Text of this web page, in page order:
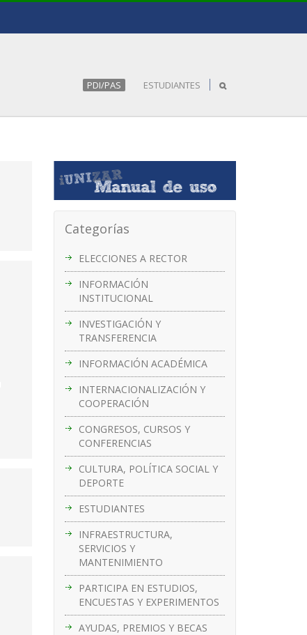
PDI/PAS ESTUDIANTES
Categorías
ELECCIONES A RECTOR
INFORMACIÓN
INSTITUCIONAL
INVESTIGACIÓN Y
TRANSFERENCIA
INFORMACIÓN ACADÉMICA
INTERNACIONALIZACIÓN Y
COOPERACIÓN
CONGRESOS, CURSOS Y
CONFERENCIAS
CULTURA, POLÍTICA SOCIAL Y
DEPORTE
ESTUDIANTES
INFRAESTRUCTURA,
SERVICIOS Y
MANTENIMIENTO
PARTICIPA EN ESTUDIOS,
ENCUESTAS Y EXPERIMENTOS
AYUDAS, PREMIOS Y BECAS